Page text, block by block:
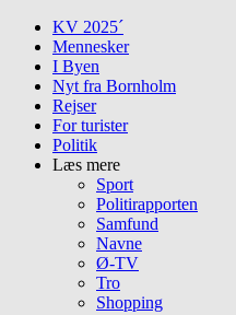
Skip
content
KV 2025´
Mennesker
I Byen
Nyt fra Bornholm
Rejser
For turister
Politik
Læs mere
Sport
Politirapporten
Samfund
Navne
Ø-TV
Tro
Shopping